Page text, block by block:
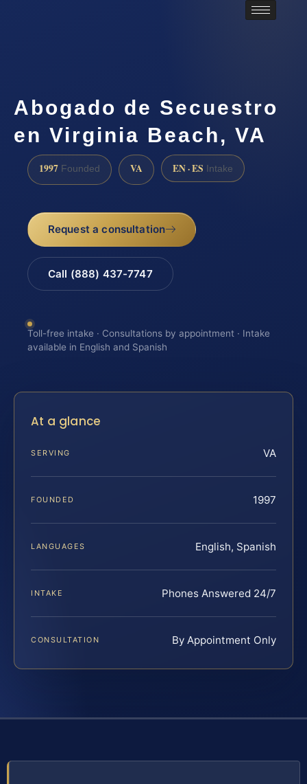
Abogado de Secuestro
en Virginia Beach, VA
1997 Founded VA EN · ES Intake
Request a consultation
Call (888) 437-7747
Toll-free intake · Consultations by appointment · Intake
available in English and Spanish
At a glance
SERVING VA
FOUNDED 1997
LANGUAGES English, Spanish
INTAKE Phones Answered 24/7
CONSULTATION By Appointment Only